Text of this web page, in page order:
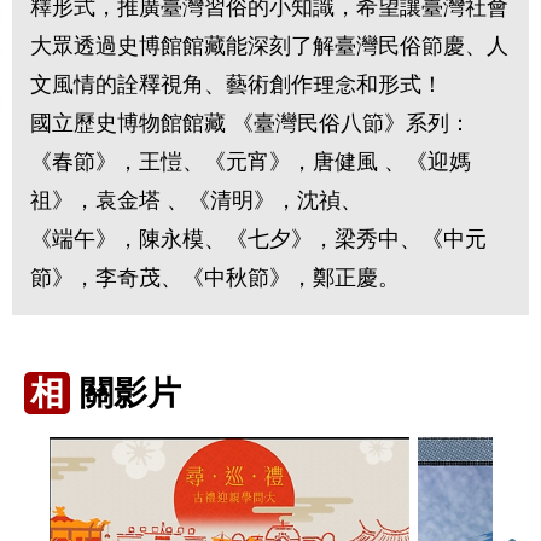
釋形式，推廣臺灣習俗的小知識，希望讓臺灣社會
大眾透過史博館館藏能深刻了解臺灣民俗節慶、人
文風情的詮釋視角、藝術創作理念和形式！
國立歷史博物館館藏 《臺灣民俗八節》系列：
《春節》，王愷、《元宵》，唐健風 、《迎媽
祖》，袁金塔 、《清明》，沈禎、
《端午》，陳永模、《七夕》，梁秀中、《中元
節》，李奇茂、《中秋節》，鄭正慶。
相 關影片